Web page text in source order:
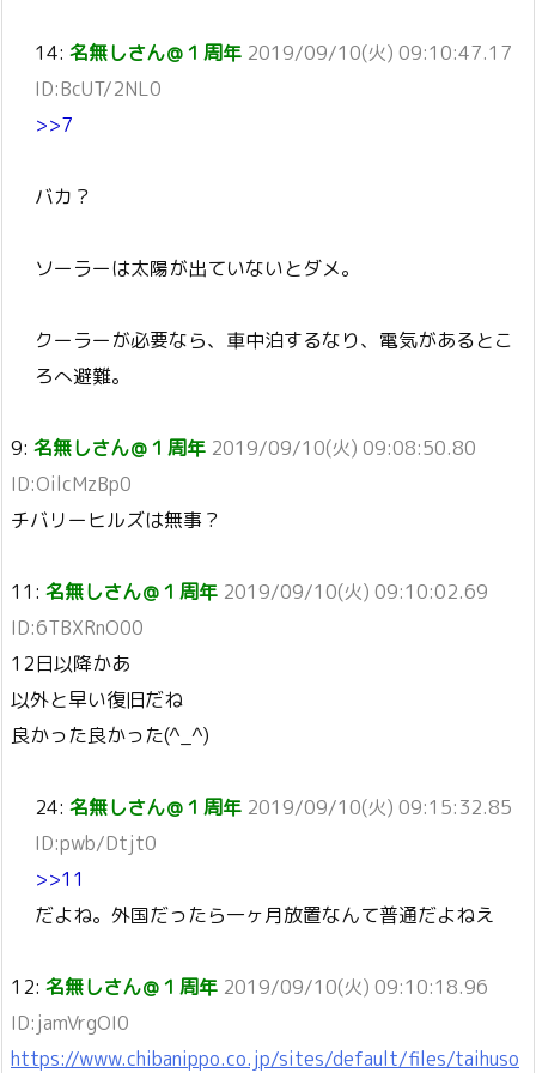
14: 名無しさん＠１周年 2019/09/10(火) 09:10:47.17
ID:BcUT/2NL0
>>7
バカ？
ソーラーは太陽が出ていないとダメ。
クーラーが必要なら、車中泊するなり、電気があるとこ
ろへ避難。
9: 名無しさん＠１周年 2019/09/10(火) 09:08:50.80
ID:OilcMzBp0
チバリーヒルズは無事？
11: 名無しさん＠１周年 2019/09/10(火) 09:10:02.69
ID:6TBXRnO00
12日以降かあ
以外と早い復旧だね
良かった良かった(^_^)
24: 名無しさん＠１周年 2019/09/10(火) 09:15:32.85
ID:pwb/Dtjt0
>>11
だよね。外国だったら一ヶ月放置なんて普通だよねえ
12: 名無しさん＠１周年 2019/09/10(火) 09:10:18.96
ID:jamVrgOI0
https://www.chibanippo.co.jp/sites/default/files/taihuso